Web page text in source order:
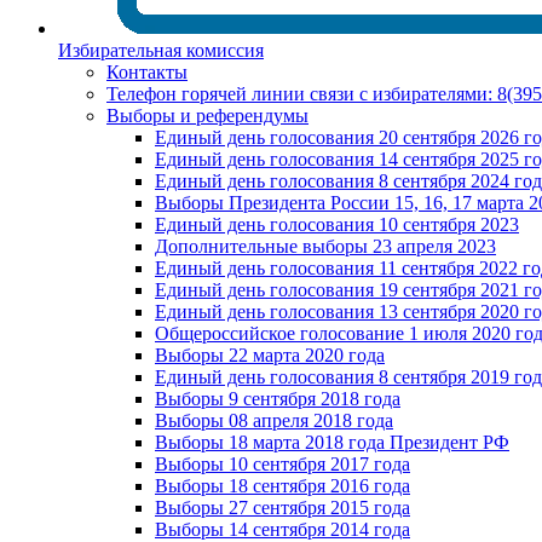
Избирательная комиссия
Контакты
Телефон горячей линии связи с избирателями:
Выборы и референдумы
Единый день голосования 20 сентября 2026
Единый день голосования 14 сентября 2025
Единый день голосования 8 сентября 2024
Выборы Президента России 15, 16, 17 марта
Единый день голосования 10 сентября 2023
Дополнительные выборы 23 апреля 2023
Единый день голосования 11 сентября 2022
Единый день голосования 19 сентября 2021
Единый день голосования 13 сентября 2020
Общероссийское голосование 1 июля 2020
Выборы 22 марта 2020 года
Единый день голосования 8 сентября 2019
Выборы 9 сентября 2018 года
Выборы 08 апреля 2018 года
Выборы 18 марта 2018 года Президент РФ
Выборы 10 сентября 2017 года
Выборы 18 сентября 2016 года
Выборы 27 сентября 2015 года
Выборы 14 сентября 2014 года